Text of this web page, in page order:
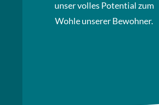
unser volles Potential zum
Wohle unserer Bewohner.